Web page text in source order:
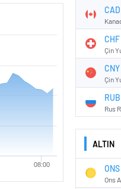
08:00
CAD
CHF
Çin
CNY
Çin
RUB
Rus
ALTIN
ONS
Ons